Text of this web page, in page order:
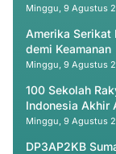
Minggu, 9 Agustus
Amerika Serikat
demi Keamanan
Minggu, 9 Agustus
100 Sekolah
Indonesia Akhir
Minggu, 9 Agustus
DP3AP2KB